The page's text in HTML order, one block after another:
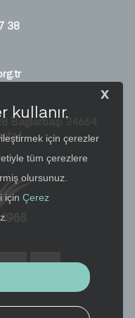
38
Bağlarbaşı 34664
x
kullanır.
için çerezler
tüm çerezlere
olursunuz.
için Çerez